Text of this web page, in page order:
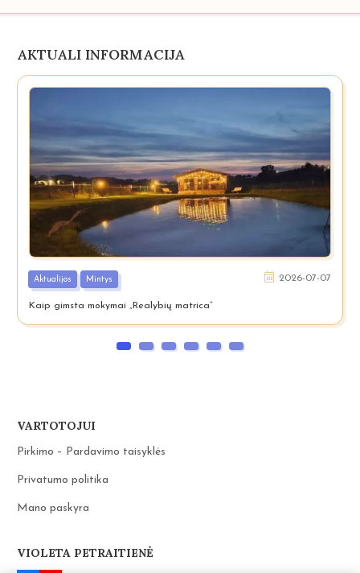
AKTUALI INFORMACIJA
Aktualijos Mintys 2026-07-07
Kaip gimsta mokymai „Realybių matrica”
VARTOTOJUI
Pirkimo – Pardavimo taisyklės
Privatumo politika
Mano paskyra
VIOLETA PETRAITIENĖ